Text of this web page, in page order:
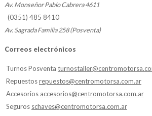
Av. Monseñor Pablo Cabrera 4611
(0351) 485 8410
Av. Sagrada Familia 258 (Posventa)
Correos electrónicos
Turnos Posventa
Repuestosrepuestos@centromotorsa.com.ar
Accesorios accesorios@centromotorsa.com.ar
Seguros schaves@centromotorsa.com.ar